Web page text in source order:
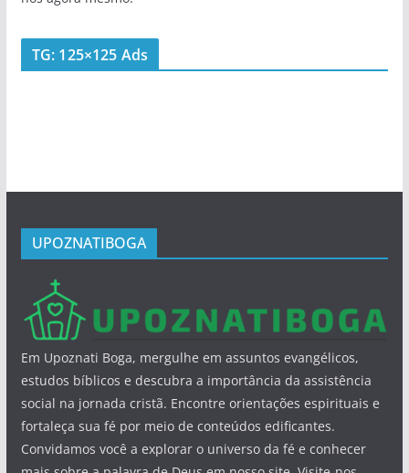
TG: 125×125 Ads
UPOZNATIBOGA
Em Upoznati Boga, mergulhe em assuntos evangélicos,
estudos bíblicos e descubra a importância da assistência
social na jornada cristã. Encontre orientações espirituais e
fortaleça sua fé por meio de conteúdos edificantes.
Convidamos você a explorar o universo da fé e conhecer